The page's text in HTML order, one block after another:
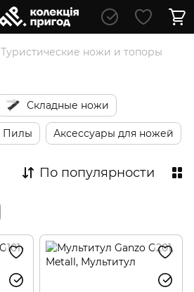
Туристические ножи и топоры
Складные ножи
Пилы Аксессуары для ножей
По популярности